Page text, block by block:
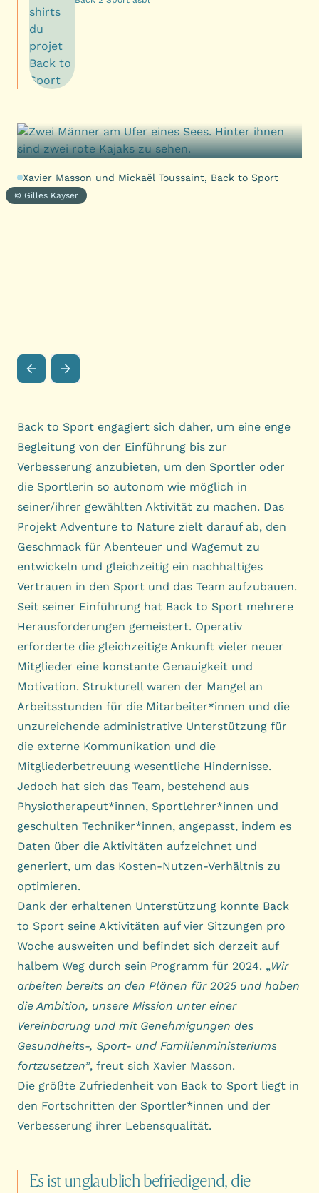
Xavier Masson und Mickaël Toussaint, Back to Sport
© Gilles Kayser
Back to Sport engagiert sich daher, um eine enge
Begleitung von der Einführung bis zur
Verbesserung anzubieten, um den Sportler oder
die Sportlerin so autonom wie möglich in
seiner/ihrer gewählten Aktivität zu machen. Das
Projekt Adventure to Nature zielt darauf ab, den
Geschmack für Abenteuer und Wagemut zu
entwickeln und gleichzeitig ein nachhaltiges
Vertrauen in den Sport und das Team aufzubauen.
Seit seiner Einführung hat Back to Sport mehrere
Herausforderungen gemeistert. Operativ
erforderte die gleichzeitige Ankunft vieler neuer
Mitglieder eine konstante Genauigkeit und
Motivation. Strukturell waren der Mangel an
Arbeitsstunden für die Mitarbeiter*innen und die
unzureichende administrative Unterstützung für
die externe Kommunikation und die
Mitgliederbetreuung wesentliche Hindernisse.
Jedoch hat sich das Team, bestehend aus
Physiotherapeut*innen, Sportlehrer*innen und
geschulten Techniker*innen, angepasst, indem es
Daten über die Aktivitäten aufzeichnet und
generiert, um das Kosten-Nutzen-Verhältnis zu
optimieren.
Dank der erhaltenen Unterstützung konnte Back
to Sport seine Aktivitäten auf vier Sitzungen pro
Woche ausweiten und befindet sich derzeit auf
halbem Weg durch sein Programm für 2024. „Wir
arbeiten bereits an den Plänen für 2025 und haben
die Ambition, unsere Mission unter einer
Vereinbarung und mit Genehmigungen des
Gesundheits-, Sport- und Familienministeriums
fortzusetzen”, freut sich Xavier Masson.
Die größte Zufriedenheit von Back to Sport liegt in
den Fortschritten der Sportler*innen und der
Verbesserung ihrer Lebensqualität.
Es istunglaublichbefriedigend, die